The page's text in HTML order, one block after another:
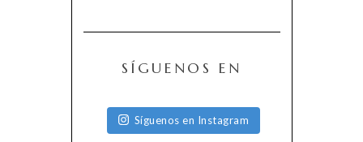
SÍGUENOS EN
Síguenos en Instagram